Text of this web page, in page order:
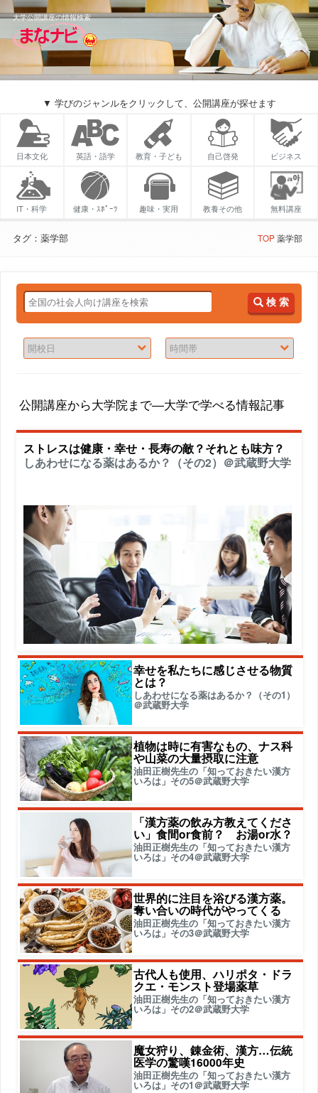
大学公開講座の情報検索
▼ 学びのジャンルをクリックして、公開講座が探せます
日本文化 英語・語学 教育・子ども 自己啓発 ビジネス
IT・科学 健康・ｽﾎﾟｰﾂ 趣味・実用 教養その他 無料講座
タグ：薬学部 TOP薬学部
検 索
公開講座から大学院まで―大学で学べる情報記事
ストレスは健康・幸せ・長寿の敵？それとも味方？
しあわせになる薬はあるか？（その2）＠武蔵野大学
幸せを私たちに感じさせる物質
とは？
しあわせになる薬はあるか？（その1）
＠武蔵野大学
植物は時に有害なもの、ナス科
や山菜の大量摂取に注意
油田正樹先生の「知っておきたい漢方
いろは」その5＠武蔵野大学
「漢方薬の飲み方教えてくださ
い」食間or食前？ お湯or水？
油田正樹先生の「知っておきたい漢方
いろは」その4＠武蔵野大学
世界的に注目を浴びる漢方薬。
奪い合いの時代がやってくる
油田正樹先生の「知っておきたい漢方
いろは」その3＠武蔵野大学
古代人も使用、ハリポタ・ドラ
クエ・モンスト登場薬草
油田正樹先生の「知っておきたい漢方
いろは」その2＠武蔵野大学
魔女狩り、錬金術、漢方…伝統
医学の驚嘆16000年史
油田正樹先生の「知っておきたい漢方
いろは」その1＠武蔵野大学